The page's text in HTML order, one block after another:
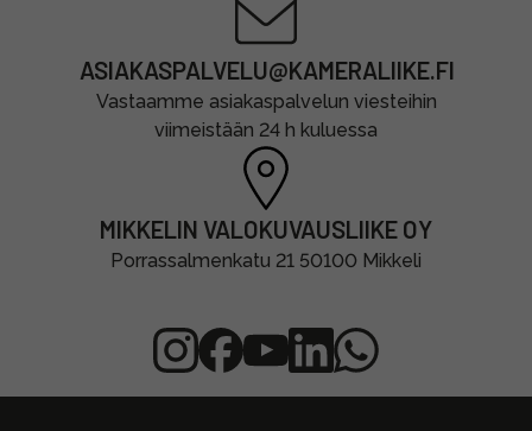
ASIAKASPALVELU@KAMERALIIKE.FI
Vastaamme asiakaspalvelun viesteihin
viimeistään 24 h kuluessa
MIKKELIN VALOKUVAUSLIIKE OY
Porrassalmenkatu 21 50100 Mikkeli